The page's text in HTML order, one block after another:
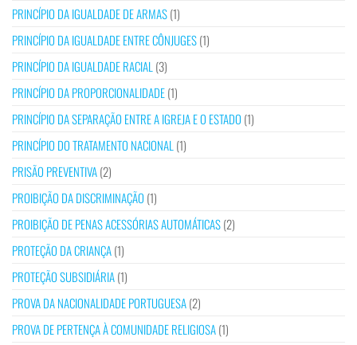
PRINCÍPIO DA IGUALDADE DE ARMAS(1)
PRINCÍPIO DA IGUALDADE ENTRE CÔNJUGES(1)
PRINCÍPIO DA IGUALDADE RACIAL (3)
PRINCÍPIO DA PROPORCIONALIDADE(1)
PRINCÍPIO DA SEPARAÇÃO ENTRE A IGREJA E O ESTADO (1)
PRINCÍPIO DO TRATAMENTO NACIONAL (1)
PRISÃO PREVENTIVA(2)
PROIBIÇÃO DA DISCRIMINAÇÃO (1)
PROIBIÇÃO DE PENAS ACESSÓRIAS AUTOMÁTICAS(2)
PROTEÇÃO DA CRIANÇA(1)
PROTEÇÃO SUBSIDIÁRIA(1)
PROVA DA NACIONALIDADE PORTUGUESA(2)
PROVA DE PERTENÇA À COMUNIDADE RELIGIOSA(1)